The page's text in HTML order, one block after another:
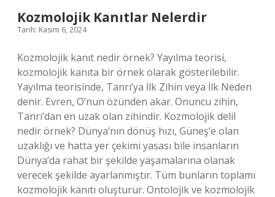
Kozmolojik Kanıtlar Nelerdir
Tarih: Kasım 6, 2024
Kozmolojik kanıt nedir örnek? Yayılma teorisi,
kozmolojik kanıta bir örnek olarak gösterilebilir.
Yayılma teorisinde, Tanrı’ya İlk Zihin veya İlk Neden
denir. Evren, O’nun özünden akar. Onuncu zihin,
Tanrı’dan en uzak olan zihindir. Kozmolojik delil
nedir örnek? Dünya’nın dönüş hızı, Güneş’e olan
uzaklığı ve hatta yer çekimi yasası bile insanların
Dünya’da rahat bir şekilde yaşamalarına olanak
verecek şekilde ayarlanmıştır. Tüm bunların toplamı
kozmolojik kanıtı oluşturur. Ontolojik ve kozmolojik